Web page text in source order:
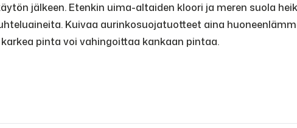
jälkeen. Etenkin uima-altaiden kloori ja meren suola
Kuivaa aurinkosuojatuotteet aina
pinta voi vahingoittaa kankaan pintaa.